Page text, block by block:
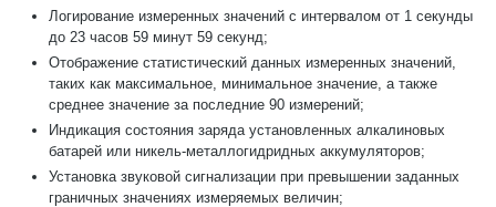
Логирование измеренных значений с интервалом от 1 секунды
до 23 часов 59 минут 59 секунд;
Отображение статистический данных измеренных значений,
таких как максимальное, минимальное значение, а также
среднее значение за последние 90 измерений;
Индикация состояния заряда установленных алкалиновых
батарей или никель-металлогидридных аккумуляторов;
Установка звуковой сигнализации при превышении заданных
граничных значениях измеряемых величин;